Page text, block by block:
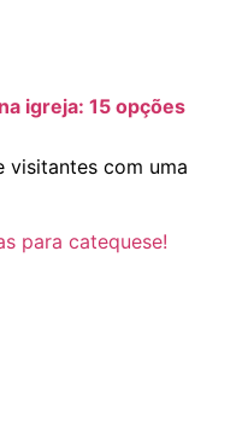
igreja: 15 opções
visitantes com uma